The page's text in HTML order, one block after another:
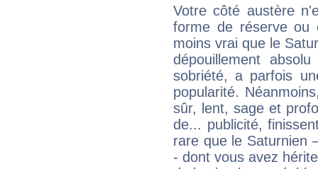
Votre côté austère
forme de réserve
moins vrai que le
dépouillement
sobriété, a parfois
popularité.
sûr, lent, sage et
de... publicité,
rare que le Saturnien
- dont vous avez